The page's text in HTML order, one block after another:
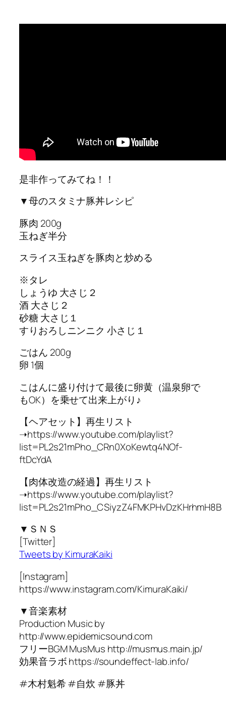
是非作ってみてね！！
▼母のスタミナ豚丼レシピ
豚肉 200g
玉ねぎ半分
スライス玉ねぎを豚肉と炒める
※タレ
しょうゆ 大さじ２
酒 大さじ２
砂糖 大さじ１
すりおろしニンニク 小さじ１
ごはん 200g
卵 1個
こはんに盛り付けて最後に卵黄（温泉卵で
もOK）を乗せて出来上がり♪
【ヘアセット】再生リスト
➝https://www.youtube.com/playlist?
list=PL2s21mPho_CRn0XoKewtq4NOf-
ftDcYdA
【肉体改造の経過】再生リスト
➝https://www.youtube.com/playlist?
list=PL2s21mPho_CSiyzZ4FMKPHvDzKHrhmH8B
▼ＳＮＳ
[Twitter]
Tweets by KimuraKaiki
[Instagram]
https://www.instagram.com/KimuraKaiki/
▼音楽素材
Production Music by
http://www.epidemicsound.com
フリーBGM MusMus http://musmus.main.jp/
効果音ラボ https://soundeffect-lab.info/
#木村魁希 #自炊 #豚丼